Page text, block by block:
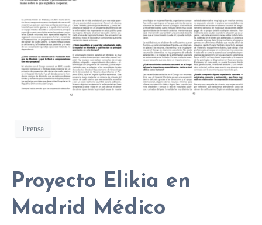
Prensa
Proyecto Elikia en
Madrid Médico